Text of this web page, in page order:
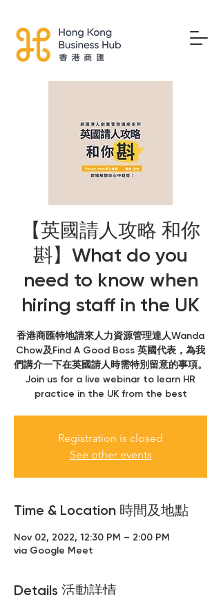
【英國請人攻略 和你
斟】What do you
need to know when
hiring staff in the UK
香港商匯特地請來人力資源管理達人Wanda
Chow及Find A Good Boss 英國代表，為我
們講介一下在英國請人時需特別留意的事項。
Join us for a live webinar to learn HR
practice in the UK from the best
Registration is closed
See other events
Time & Location 時間及地點
Nov 02, 2022, 12:30 PM – 2:00 PM
via Google Meet
Details 活動詳情